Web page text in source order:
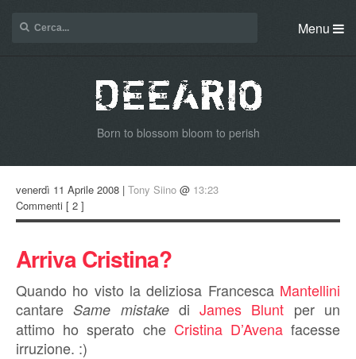
Menu
Born to blossom bloom to perish
venerdì 11 Aprile 2008 | Tony Siino @ 13:23
Commenti [ 2 ]
Arriva Cristina?
Quando ho visto la deliziosa Francesca Mantellini
cantareSame mistakediJames Blunt per un
attimo ho sperato che Cristina D’Avenafacesse
irruzione. :)